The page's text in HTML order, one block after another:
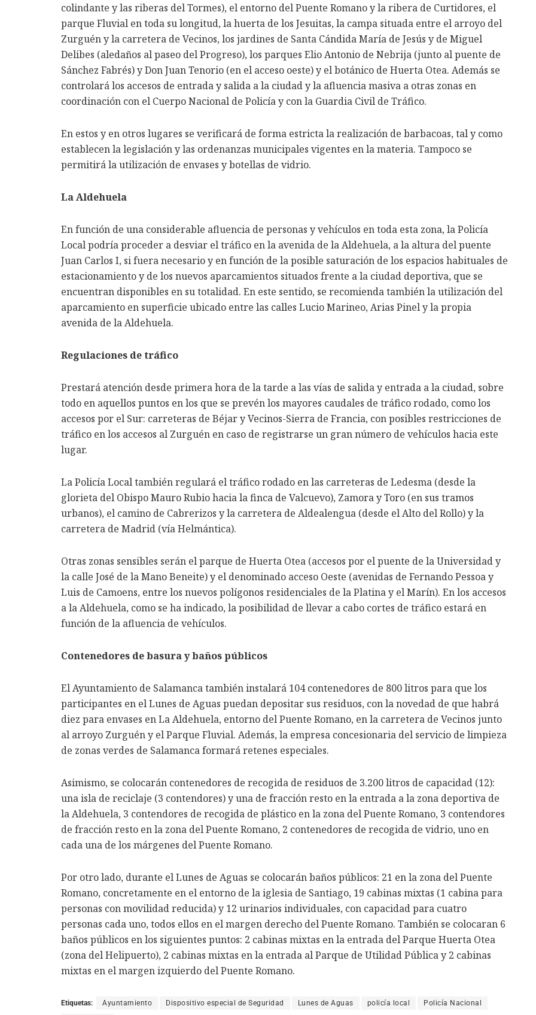
colindante y las riberas del Tormes), el entorno del Puente Romano y la ribera de Curtidores, el
parque Fluvial en toda su longitud, la huerta de los Jesuitas, la campa situada entre el arroyo del
Zurguén y la carretera de Vecinos, los jardines de Santa Cándida María de Jesús y de Miguel
Delibes (aledaños al paseo del Progreso), los parques Elio Antonio de Nebrija (junto al puente de
Sánchez Fabrés) y Don Juan Tenorio (en el acceso oeste) y el botánico de Huerta Otea. Además se
controlará los accesos de entrada y salida a la ciudad y la afluencia masiva a otras zonas en
coordinación con el Cuerpo Nacional de Policía y con la Guardia Civil de Tráfico.
En estos y en otros lugares se verificará de forma estricta la realización de barbacoas, tal y como
establecen la legislación y las ordenanzas municipales vigentes en la materia. Tampoco se
permitirá la utilización de envases y botellas de vidrio.
La Aldehuela
En función de una considerable afluencia de personas y vehículos en toda esta zona, la Policía
Local podría proceder a desviar el tráfico en la avenida de la Aldehuela, a la altura del puente
Juan Carlos I, si fuera necesario y en función de la posible saturación de los espacios habituales de
estacionamiento y de los nuevos aparcamientos situados frente a la ciudad deportiva, que se
encuentran disponibles en su totalidad. En este sentido, se recomienda también la utilización del
aparcamiento en superficie ubicado entre las calles Lucio Marineo, Arias Pinel y la propia
avenida de la Aldehuela.
Regulaciones de tráfico
Prestará atención desde primera hora de la tarde a las vías de salida y entrada a la ciudad, sobre
todo en aquellos puntos en los que se prevén los mayores caudales de tráfico rodado, como los
accesos por el Sur: carreteras de Béjar y Vecinos-Sierra de Francia, con posibles restricciones de
tráfico en los accesos al Zurguén en caso de registrarse un gran número de vehículos hacia este
lugar.
La Policía Local también regulará el tráfico rodado en las carreteras de Ledesma (desde la
glorieta del Obispo Mauro Rubio hacia la finca de Valcuevo), Zamora y Toro (en sus tramos
urbanos), el camino de Cabrerizos y la carretera de Aldealengua (desde el Alto del Rollo) y la
carretera de Madrid (vía Helmántica).
Otras zonas sensibles serán el parque de Huerta Otea (accesos por el puente de la Universidad y
la calle José de la Mano Beneite) y el denominado acceso Oeste (avenidas de Fernando Pessoa y
Luis de Camoens, entre los nuevos polígonos residenciales de la Platina y el Marín). En los accesos
a la Aldehuela, como se ha indicado, la posibilidad de llevar a cabo cortes de tráfico estará en
función de la afluencia de vehículos.
Contenedores de basura y baños públicos
El Ayuntamiento de Salamanca también instalará 104 contenedores de 800 litros para que los
participantes en el Lunes de Aguas puedan depositar sus residuos, con la novedad de que habrá
diez para envases en La Aldehuela, entorno del Puente Romano, en la carretera de Vecinos junto
al arroyo Zurguén y el Parque Fluvial. Además, la empresa concesionaria del servicio de limpieza
de zonas verdes de Salamanca formará retenes especiales.
Asimismo, se colocarán contenedores de recogida de residuos de 3.200 litros de capacidad (12):
una isla de reciclaje (3 contendores) y una de fracción resto en la entrada a la zona deportiva de
la Aldehuela, 3 contendores de recogida de plástico en la zona del Puente Romano, 3 contendores
de fracción resto en la zona del Puente Romano, 2 contenedores de recogida de vidrio, uno en
cada una de los márgenes del Puente Romano.
Por otro lado, durante el Lunes de Aguas se colocarán baños públicos: 21 en la zona del Puente
Romano, concretamente en el entorno de la iglesia de Santiago, 19 cabinas mixtas (1 cabina para
personas con movilidad reducida) y 12 urinarios individuales, con capacidad para cuatro
personas cada uno, todos ellos en el margen derecho del Puente Romano. También se colocaran 6
baños públicos en los siguientes puntos: 2 cabinas mixtas en la entrada del Parque Huerta Otea
(zona del Helipuerto), 2 cabinas mixtas en la entrada al Parque de Utilidad Pública y 2 cabinas
mixtas en el margen izquierdo del Puente Romano.
Etiquetas: Ayuntamiento Dispositivo especial de Seguridad Lunes de Aguas policía local Policía Nacional